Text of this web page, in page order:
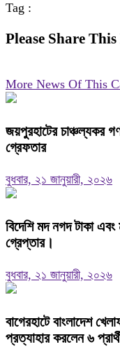
Tag :
Please Share
More News Of This
জয়পুরহাটের চাঞ্চল্যকর
গ্রেফতার
বুধবার, ২১ জানুয়ারী, ২০২৬
বিদেশি মদ নগদ টাকা এবং
গ্রেপ্তার।
বুধবার, ২১ জানুয়ারী, ২০২৬
বাগেরহাটে বাংলাদেশ
প্রত্যাহার করলেন ৬